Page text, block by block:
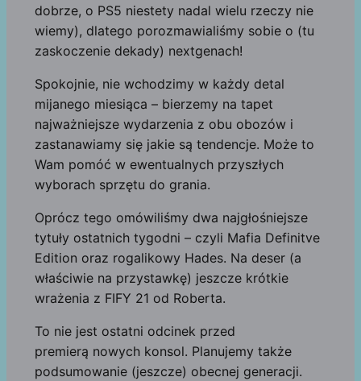
dobrze, o PS5 niestety nadal wielu rzeczy nie
wiemy), dlatego porozmawialiśmy sobie o (tu
zaskoczenie dekady) nextgenach!
Spokojnie, nie wchodzimy w każdy detal
mijanego miesiąca – bierzemy na tapet
najważniejsze wydarzenia z obu obozów i
zastanawiamy się jakie są tendencje. Może to
Wam pomóć w ewentualnych przyszłych
wyborach sprzętu do grania.
Oprócz tego omówiliśmy dwa najgłośniejsze
tytuły ostatnich tygodni – czyli Mafia Definitve
Edition oraz rogalikowy Hades. Na deser (a
właściwie na przystawkę) jeszcze krótkie
wrażenia z FIFY 21 od Roberta.
To nie jest ostatni odcinek przed
premierą nowych konsol. Planujemy także
podsumowanie (jeszcze) obecnej generacji.